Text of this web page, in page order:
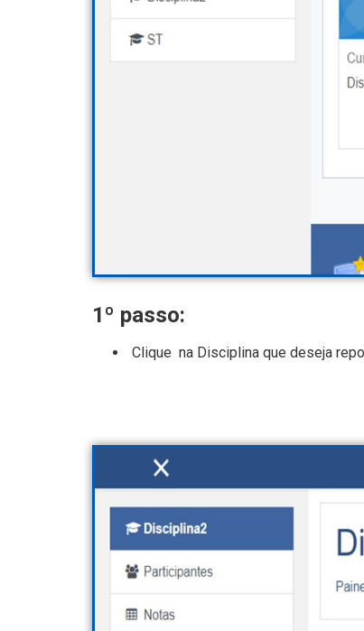
1º passo:
Clique na Disciplina que deseja